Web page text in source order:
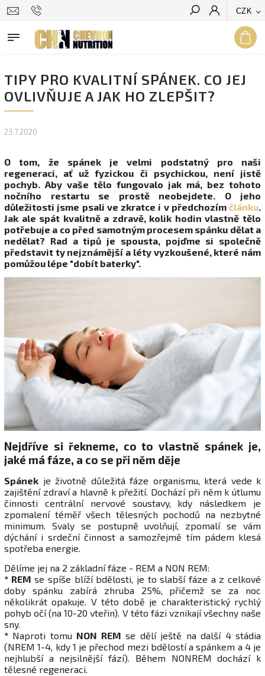
CZK
Hledat
TIPY PRO KVALITNÍ SPÁNEK. CO JEJ
OVLIVŇUJE A JAK HO ZLEPŠIT?
23.7.2020
O tom, že spánek je velmi podstatný pro naši
regeneraci, ať už fyzickou či psychickou, není jistě
pochyb. Aby vaše tělo fungovalo jak má, bez tohoto
nočního restartu se prostě neobejdete. O jeho
důležitosti jsme psali ve zkratce i v předchozím článku.
Jak ale spát kvalitně a zdravě, kolik hodin vlastně tělo
potřebuje a co před samotným procesem spánku dělat a
nedělat? Rad a tipů je spousta, pojďme si společně
představit ty nejznámější a léty vyzkoušené, které nám
pomůžou lépe "dobít baterky".
Nejdříve si řekneme, co to vlastně spánek je,
jaké má fáze, a co se při něm děje
Spánek je životně důležitá fáze organismu, která vede k
zajištění zdraví a hlavně k přežití. Dochází při něm k útlumu
činnosti centrální nervové soustavy, kdy následkem je
zpomalení téměř všech tělesných pochodů na nezbytné
minimum. Svaly se postupně uvolňují, zpomalí se vám
dýchání i srdeční činnost a samozřejmě tím pádem klesá
spotřeba energie.
Dělíme jej na 2 základní fáze - REM a NON REM:
* REM se spíše blíží bdělosti, je to slabší fáze a z celkové
doby spánku zabírá zhruba 25%, přičemž se za noc
několikrát opakuje. V této době je charakteristický rychlý
pohyb očí (na 10-20 vteřin). V této fázi vznikají všechny naše
sny.
* Naproti tomu NON REM se dělí ještě na další 4 stádia
(NREM 1-4, kdy 1 je přechod mezi bdělostí a spánkem a 4 je
nejhlubší a nejsilnější fází). Během NONREM dochází k
tělesné regeneraci.